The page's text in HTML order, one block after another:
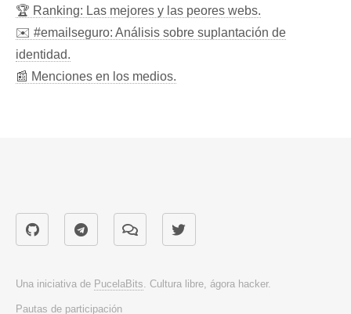
🏆 Ranking: Las mejores y las peores webs.
✉️ #emailseguro: Análisis sobre suplantación de
identidad.
📰 Menciones en los medios.
Una iniciativa de PucelaBits. Cultura libre, ágora hacker.
Pautas de participación